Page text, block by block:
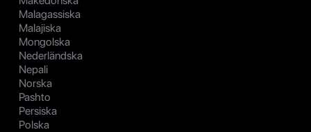
Malagassiska
Malajiska
Mongolska
Nederländska
Nepali
Norska
Pashto
Persiska
Polska